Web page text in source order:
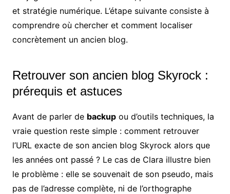
et stratégie numérique. L’étape suivante consiste à
comprendre où chercher et comment localiser
concrètement un ancien blog.
Retrouver son ancien blog Skyrock :
prérequis et astuces
Avant de parler de backupou d’outils techniques, la
vraie question reste simple : comment retrouver
l’URL exacte de son ancien blog Skyrock alors que
les années ont passé ? Le cas de Clara illustre bien
le problème : elle se souvenait de son pseudo, mais
pas de l’adresse complète, ni de l’orthographe